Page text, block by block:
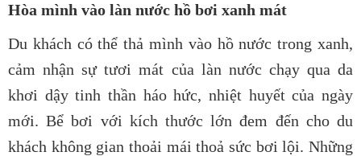
Hòa mình vào làn nước hồ bơi xanh mát
Du khách có thể thả mình vào hồ nước trong xanh,
cảm nhận sự tươi mát của làn nước chạy qua da
khơi dậy tinh thần háo hức, nhiệt huyết của ngày
mới. Bể bơi với kích thước lớn đem đến cho du
khách không gian thoải mái thoả sức bơi lội. Những